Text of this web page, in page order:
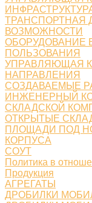
ТРАНСПОРТНАЯ
ВОЗМОЖНОСТИ
ОБОРУДОВАНИЕ
ПОЛЬЗОВАНИЯ
УПРАВЛЯЮЩАЯ
НАПРАВЛЕНИЯ
СОЗДАВАЕМЫЕ
ИНЖЕНЕРНЫЙ
СКЛАДСКОЙ
ОТКРЫТЫЕ
ПЛОЩАДИ ПОД
КОРПУСА
СОУТ
Политика в
Продукция
АГРЕГАТЫ
ДРОБИЛКИ